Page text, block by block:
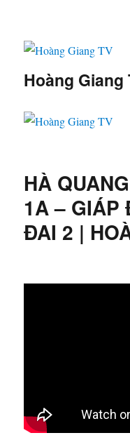
Hoàng Giang
HÀ
1A – GIÁP
ĐAI 2 |